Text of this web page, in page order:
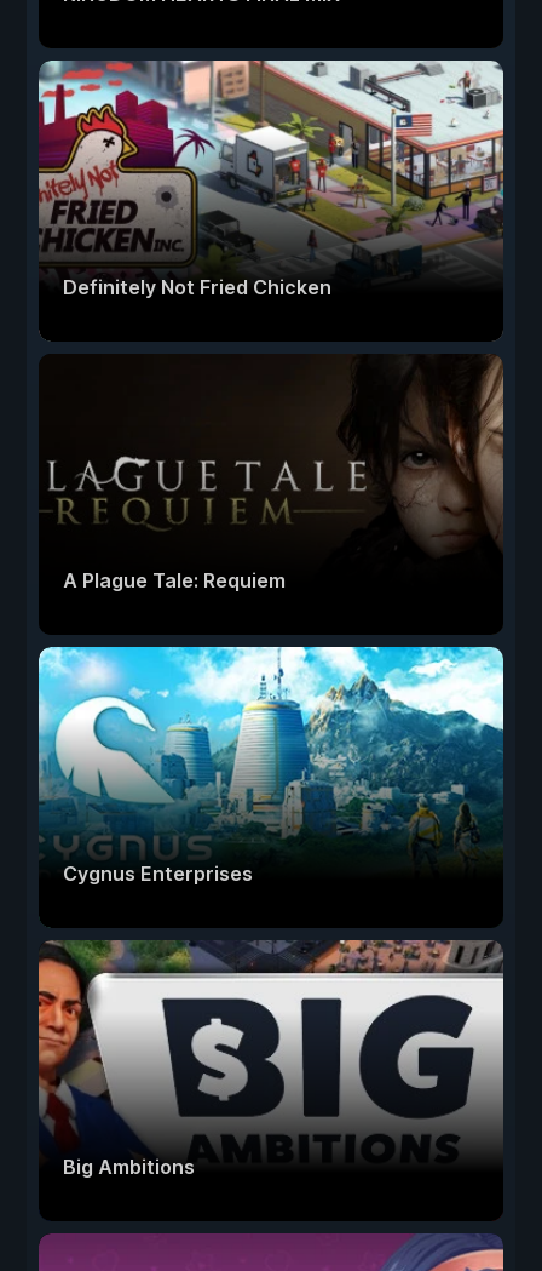
Definitely Not Fried Chicken
A Plague Tale: Requiem
Cygnus Enterprises
Big Ambitions